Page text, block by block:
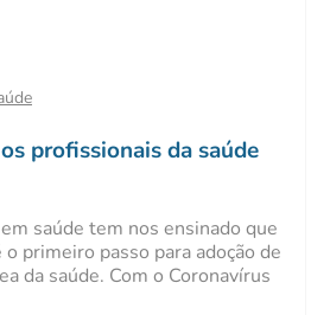
profissionais da saúde
saúde tem nos ensinado que
o primeiro passo para adoção de
da saúde. Com o Coronavírus